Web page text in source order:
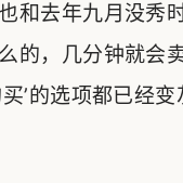
和去年九月没秀
的，几分钟就会
’的选项都已经